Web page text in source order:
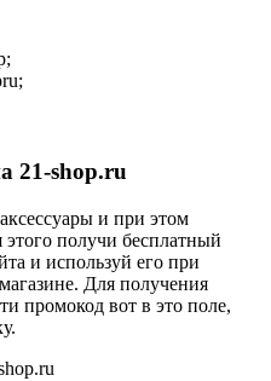
21-shop.ru
и при этом
получи бесплатный
и используй его при
Для получения
промокод вот в это поле,